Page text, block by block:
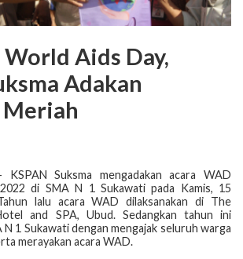
Aids Day,
Adakan
Meriah
KSPAN Suksma mengadakan acara WAD
di SMA N 1 Sukawati pada Kamis, 15
lalu acara WAD dilaksanakan di The
and SPA, Ubud. Sedangkan tahun ini
1 Sukawati dengan mengajak seluruh warga
merayakan acara WAD.